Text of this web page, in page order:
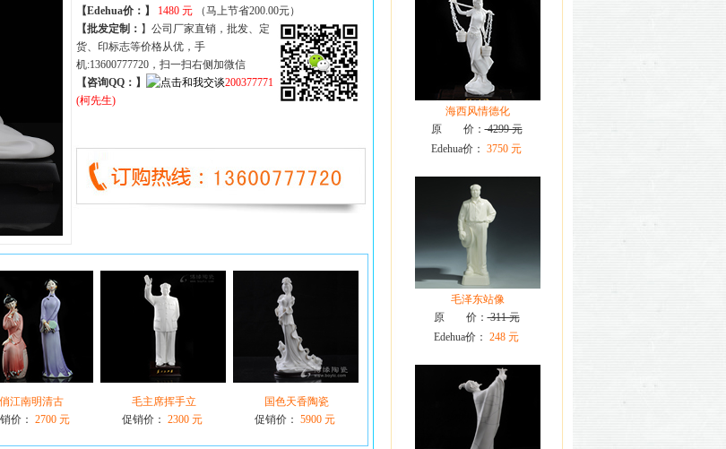
【Edehua价：】
1480 元
（马上节省200.00元）
【批发定制： 】公司厂家直销，批发、定
货、印标志等价格从优，手
机:13600777720，扫一扫右侧加微信
【咨询QQ：】
200377771
(柯先生)
俏江南明清古
价： 2700 元
毛主席挥手立
促销价： 2300 元
国色天香陶瓷
促销价： 5900 元
海西风情德化
原 价：4299 元
Edehua价： 3750 元
毛泽东站像
原 价：311 元
Edehua价： 248 元